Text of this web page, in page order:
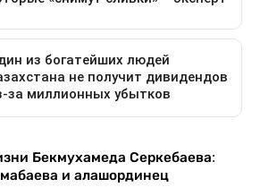
Бекмухамеда Серкебаева:
и алашординец